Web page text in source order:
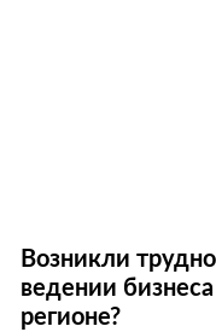
Возникли
ведении
регионе?